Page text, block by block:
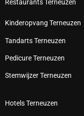
Restaurants Terneuzen
Kinderopvang Terneuzen
Tandarts Terneuzen
Pedicure Terneuzen
Stemwijzer Terneuzen
Hotels Terneuzen